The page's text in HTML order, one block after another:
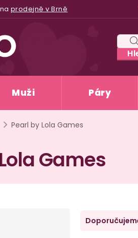
prodejně v Brně
Muži Páry
Pearl by Lola Games
Games
Ř